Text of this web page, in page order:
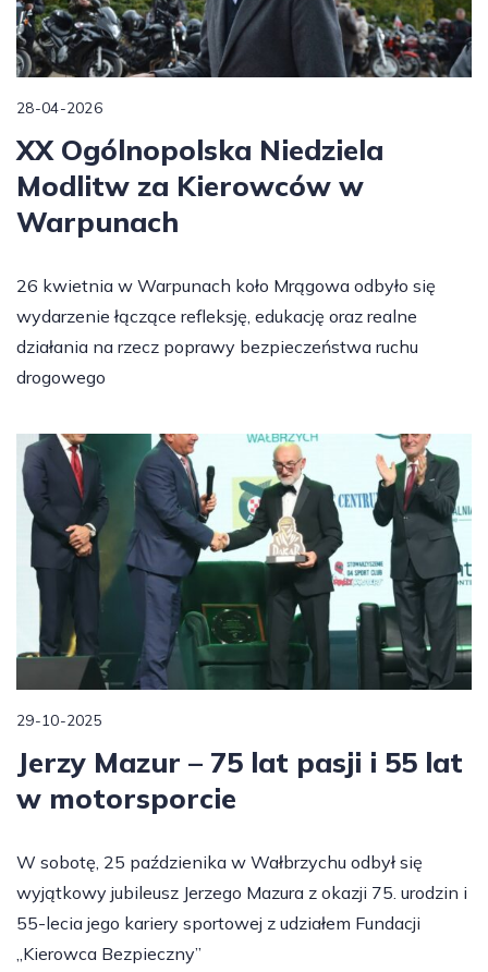
28-04-2026
XX Ogólnopolska Niedziela
Modlitw za Kierowców w
Warpunach
26 kwietnia w Warpunach koło Mrągowa odbyło się
wydarzenie łączące refleksję, edukację oraz realne
działania na rzecz poprawy bezpieczeństwa ruchu
drogowego
29-10-2025
Jerzy Mazur – 75 lat pasji i 55 lat
w motorsporcie
W sobotę, 25 paździenika w Wałbrzychu odbył się
wyjątkowy jubileusz Jerzego Mazura z okazji 75. urodzin i
55-lecia jego kariery sportowej z udziałem Fundacji
„Kierowca Bezpieczny”